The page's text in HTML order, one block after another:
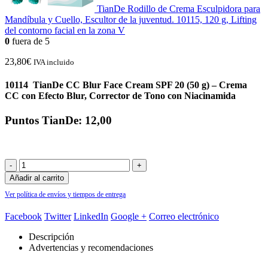
TianDe Rodillo de Crema Esculpidora para
Mandíbula y Cuello, Escultor de la juventud. 10115, 120 g, Lifting
del contorno facial en la zona V
0 fuera de 5
23,80€ IVA incluido
10114 TianDe CC Blur Face Cream SPF 20 (50 g) – Crema
CC con Efecto Blur, Corrector de Tono con Niacinamida
Puntos TianDe: 12,00
-
+
Añadir al carrito
Ver política de envíos y tiempos de entrega
Facebook Twitter LinkedIn Google + Correo electrónico
Descripción
Advertencias y recomendaciones